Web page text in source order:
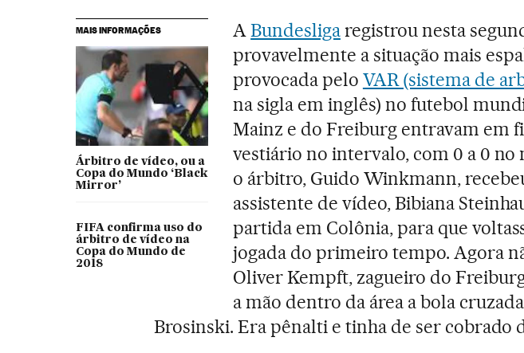
MAIS INFORMAÇÕES
Árbitro de vídeo, ou a
Copa do Mundo ‘Black
Mirror’
FIFA confirma uso do
árbitro de vídeo na
Copa do Mundo de
2018
ABundesligaregistrou nesta
provavelmente a situação mais
provocada pelo VAR (sistema de
na sigla em inglês) no futebol
Mainz e do Freiburg entravam em
vestiário no intervalo, com 0 a 0 no
o árbitro, Guido Winkmann,
assistente de vídeo, Bibiana
partida em Colônia, para que
jogada do primeiro tempo. Agora
Oliver Kempft, zagueiro do
a mão dentro da área a bola
Brosinski. Era pênalti e tinha de ser cobrado